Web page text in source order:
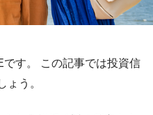
す。 この記事では投資信
ょう。